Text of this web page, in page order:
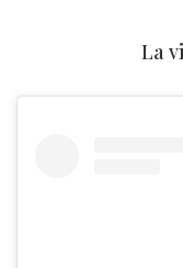
La